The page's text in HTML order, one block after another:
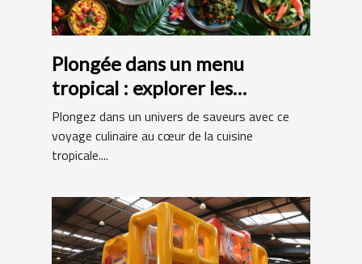
Plongée dans un menu
tropical : explorer les
spécialités exotiques
Plongez dans un univers de saveurs avec ce
voyage culinaire au cœur de la cuisine
tropicale....